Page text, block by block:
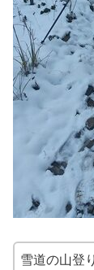
雪道の山登